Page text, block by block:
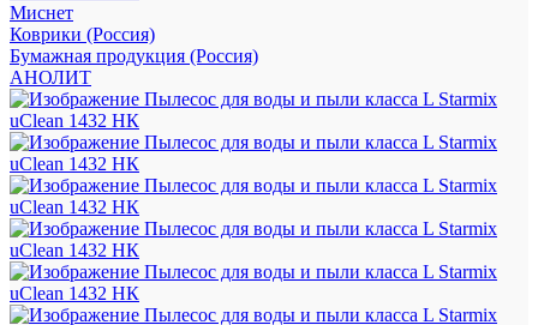
Миснет
Коврики (Россия)
Бумажная продукция (Россия)
АНОЛИТ